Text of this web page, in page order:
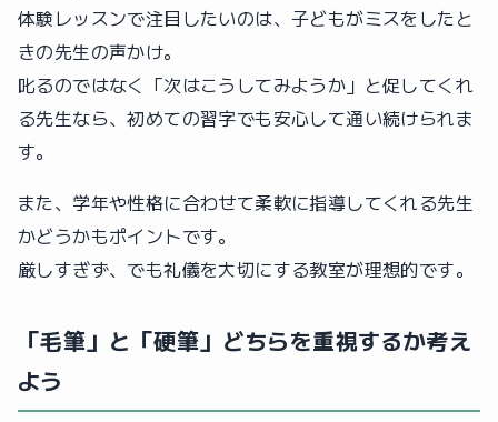
体験レッスンで注目したいのは、子どもがミスをしたと
きの先生の声かけ。
叱るのではなく「次はこうしてみようか」と促してくれ
る先生なら、初めての習字でも安心して通い続けられま
す。
また、学年や性格に合わせて柔軟に指導してくれる先生
かどうかもポイントです。
厳しすぎず、でも礼儀を大切にする教室が理想的です。
「毛筆」と「硬筆」どちらを重視するか考え
よう